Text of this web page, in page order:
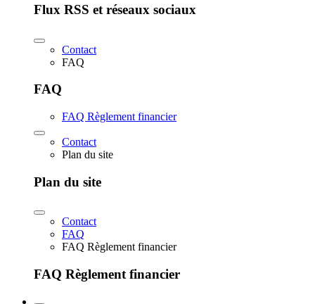
Flux RSS et réseaux sociaux
Contact
FAQ
FAQ
FAQ Règlement financier
Contact
Plan du site
Plan du site
Contact
FAQ
FAQ Règlement financier
FAQ Règlement financier